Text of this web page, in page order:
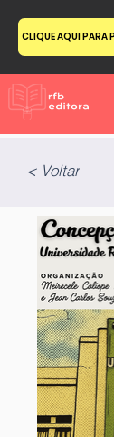
CLIQUE AQUI PARA
< Voltar